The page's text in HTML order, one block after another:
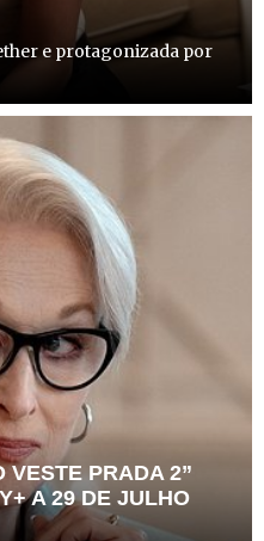
e protagonizada por
VESTE PRADA 2”
A 29 DE JULHO